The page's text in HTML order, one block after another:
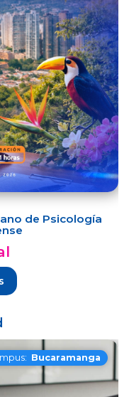
de Psicología
Bucaramanga